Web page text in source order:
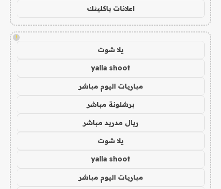
اعلانات باكلينك
!
يلا شوت
yalla shoot
مباريات اليوم مباشر
برشلونة مباشر
ريال مدريد مباشر
يلا شوت
yalla shoot
مباريات اليوم مباشر